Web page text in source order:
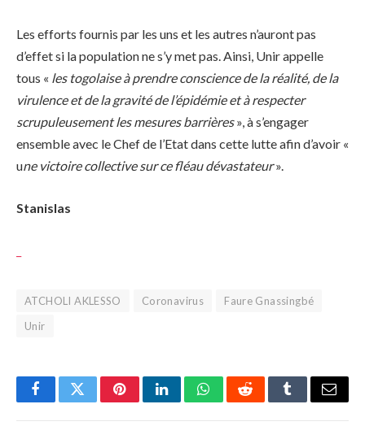
Les efforts fournis par les uns et les autres n’auront pas
d’effet si la population ne s’y met pas. Ainsi, Unir appelle
tous « les togolaise à prendre conscience de la réalité, de la
virulence et de la gravité de l’épidémie et à respecter
scrupuleusement les mesures barrières», à s’engager
ensemble avec le Chef de l’Etat dans cette lutte afin d’avoir «
une victoire collective sur ce fléau dévastateur».
Stanislas
ATCHOLI AKLESSO Coronavirus
Faure Gnassingbé
Unir
FacebookTwitterPinterestLinkedInWhatsAppRedditTumblrEmail